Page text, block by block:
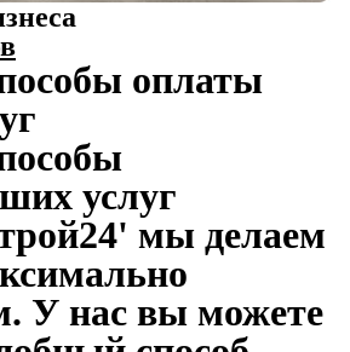
оплаты
услуг
мы делаем
У нас вы можете